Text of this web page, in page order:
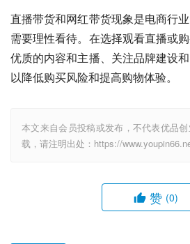
直播带货和网红带货现象是电商行
需要理性看待。在选择观看直播或
优质的内容和主播、关注品牌建设
以降低购买风险和提高购物体验。
本文来自会员投稿或发布，不代表优品
载，请注明出处：https://
赞 (0)